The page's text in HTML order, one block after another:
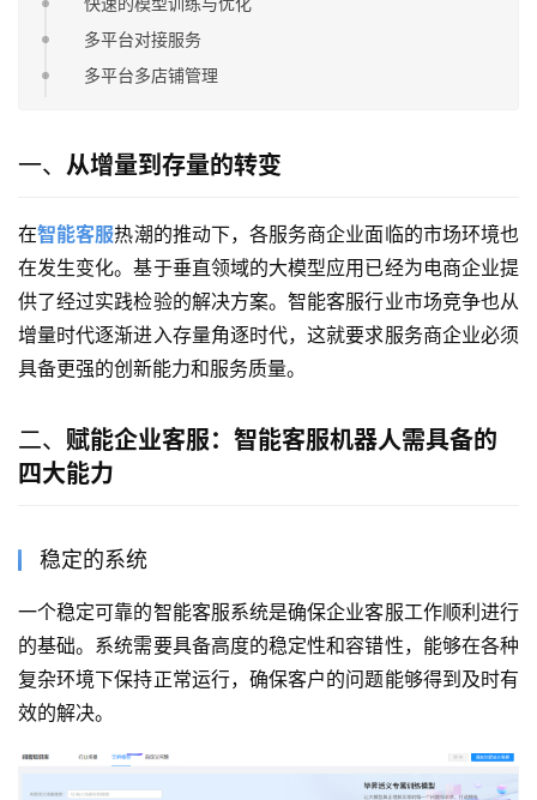
多平台对接服务
多平台多店铺管理
一、 从增量到存量的转变
在智能客服热潮的推动下，各服务商企业面临的市场环境也
在发生变化。基于垂直领域的大模型应用已经为电商企业提
供了经过实践检验的解决方案。智能客服行业市场竞争也从
增量时代逐渐进入存量角逐时代，这就要求服务商企业必须
具备更强的创新能力和服务质量。
二、 赋能企业客服：智能客服机器人需具备的
四大能力
稳定的系统
一个稳定可靠的智能客服系统是确保企业客服工作顺利进行
的基础。系统需要具备高度的稳定性和容错性，能够在各种
复杂环境下保持正常运行，确保客户的问题能够得到及时有
效的解决。